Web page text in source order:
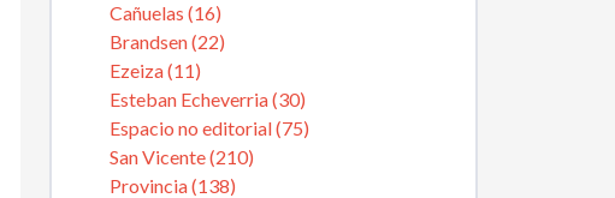
Cañuelas (16)
Brandsen (22)
Ezeiza (11)
Esteban Echeverria (30)
Espacio no editorial (75)
San Vicente (210)
Provincia (138)